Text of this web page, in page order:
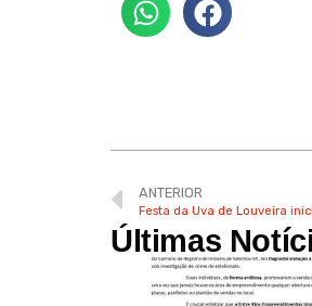
ANTERIOR
Festa da Uva de Louveira
Últimas